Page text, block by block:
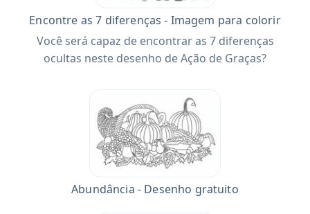
Encontre as 7 diferenças - Imagem para colorir
Você será capaz de encontrar as 7 diferenças
ocultas neste desenho de Ação de Graças?
Abundância - Desenho gratuito